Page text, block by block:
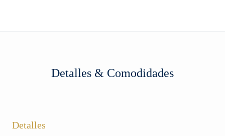
Detalles & Comodidades
Detalles